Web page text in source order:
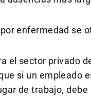
enfermedad se
el sector privado
si un empleado
de trabajo,